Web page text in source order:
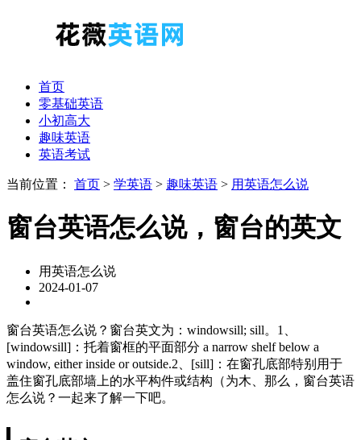
首页
零基础英语
小初高大
趣味英语
英语考试
当前位置： 首页 > 学英语 > 趣味英语 > 用英语怎么说
窗台英语怎么说，窗台的英文
用英语怎么说
2024-01-07
窗台英语怎么说？窗台英文为：windowsill; sill。1、
[windowsill]：托着窗框的平面部分 a narrow shelf below a
window, either inside or outside.2、[sill]：在窗孔底部特别用于
盖住窗孔底部墙上的水平构件或结构（为木、那么，窗台英语
怎么说？一起来了解一下吧。